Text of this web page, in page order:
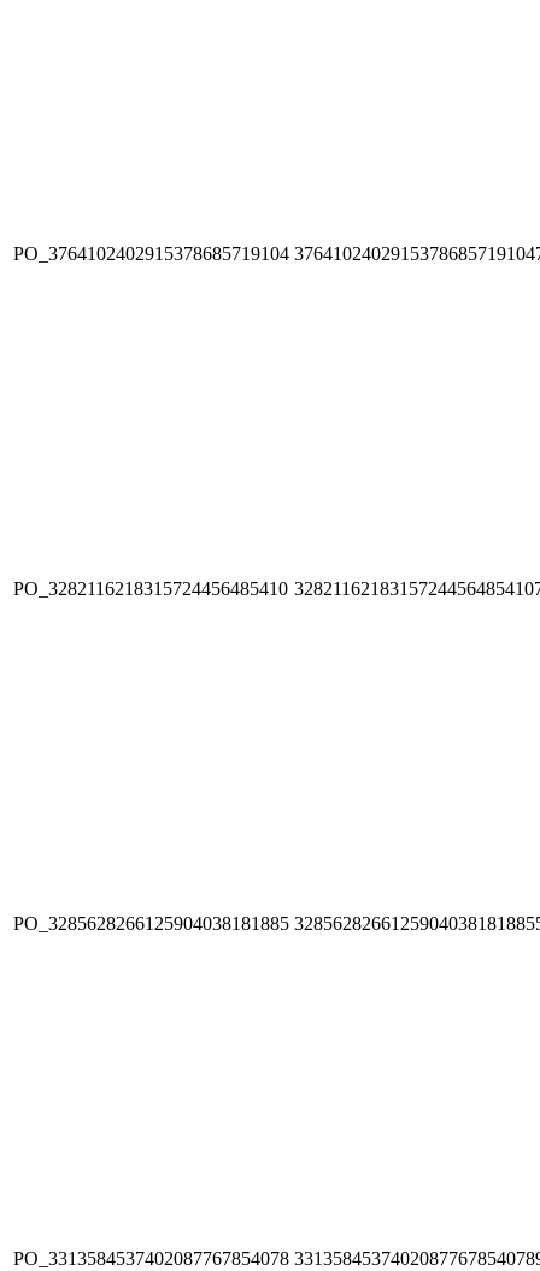
PO_3764102402915378685719104
PO_3282116218315724456485410
PO_3285628266125904038181885
PO_3313584537402087767854078